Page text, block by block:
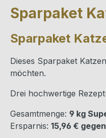
Sparpaket
Sparpaket
Dieses Sparpaket
möchten.
Drei hochwertige
Gesamtmenge: 9 kg
Ersparnis: 15,96 €